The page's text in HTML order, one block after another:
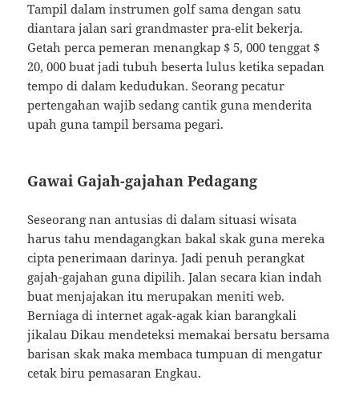
Tampil dalam instrumen golf sama dengan satu
diantara jalan sari grandmaster pra-elit bekerja.
Getah perca pemeran menangkap $ 5, 000 tenggat $
20, 000 buat jadi tubuh beserta lulus ketika sepadan
tempo di dalam kedudukan. Seorang pecatur
pertengahan wajib sedang cantik guna menderita
upah guna tampil bersama pegari.
Gawai Gajah-gajahan Pedagang
Seseorang nan antusias di dalam situasi wisata
harus tahu mendagangkan bakal skak guna mereka
cipta penerimaan darinya. Jadi penuh perangkat
gajah-gajahan guna dipilih. Jalan secara kian indah
buat menjajakan itu merupakan meniti web.
Berniaga di internet agak-agak kian barangkali
jikalau Dikau mendeteksi memakai bersatu bersama
barisan skak maka membaca tumpuan di mengatur
cetak biru pemasaran Engkau.